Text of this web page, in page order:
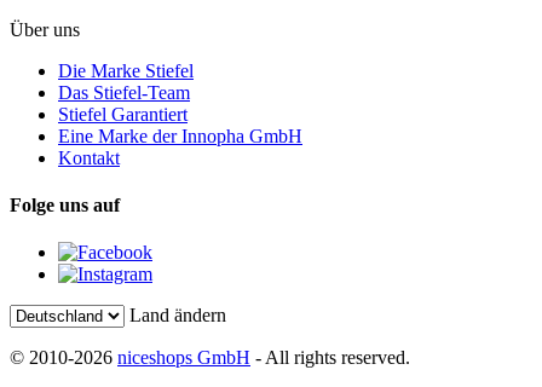
Über uns
Die Marke Stiefel
Das Stiefel-Team
Stiefel Garantiert
Eine Marke der Innopha GmbH
Kontakt
Folge uns auf
Land ändern
© 2010-2026 niceshops GmbH - All rights reserved.